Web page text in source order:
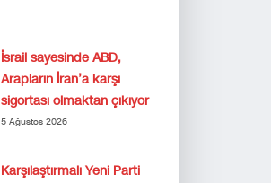
İsrail sayesinde ABD,
Arapların İran’a karşı
sigortası olmaktan çıkıyor
5 Ağustos 2026
Karşılaştırmalı Yeni Parti